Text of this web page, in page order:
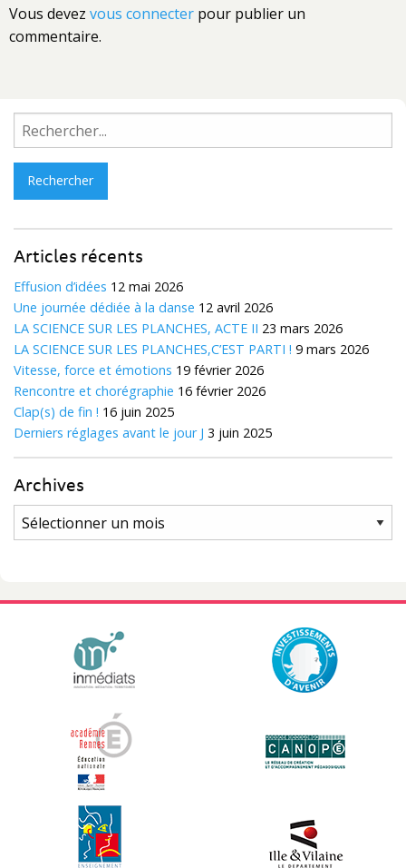
Vous devez vous connecter pour publier un
commentaire.
Rechercher :
Articles récents
Effusion d’idées 12 mai 2026
Une journée dédiée à la danse 12 avril 2026
LA SCIENCE SUR LES PLANCHES, ACTE II 23 mars 2026
LA SCIENCE SUR LES PLANCHES,C’EST PARTI ! 9 mars 2026
Vitesse, force et émotions 19 février 2026
Rencontre et chorégraphie 16 février 2026
Clap(s) de fin ! 16 juin 2025
Derniers réglages avant le jour J 3 juin 2025
Archives
Archives